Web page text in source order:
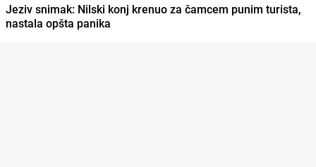
Jeziv snimak: Nilski konj krenuo za čamcem punim turista,
nastala opšta panika